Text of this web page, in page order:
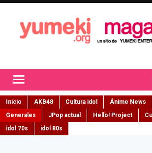
Inicio AKB48 Cultura idol Ánime News
Generales
JPop actual Hello! Project
idol 70s
idol 80s